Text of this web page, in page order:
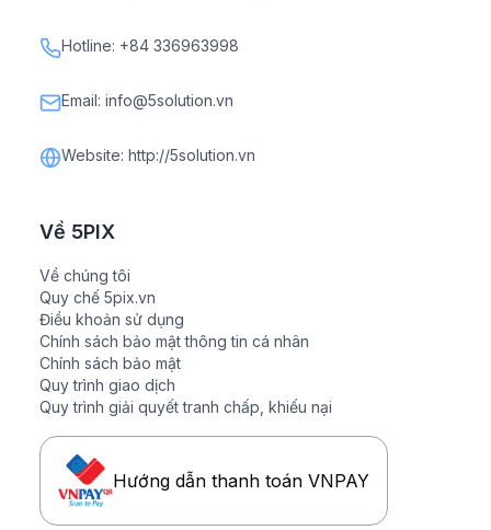
Hotline: +84 336963998
Email: info@5solution.vn
Website: http://5solution.vn
Về 5PIX
Về chúng tôi
Quy chế 5pix.vn
Điều khoản sử dụng
Chính sách bảo mật thông tin cá nhân
Chính sách bảo mật
Quy trình giao dịch
Quy trình giải quyết tranh chấp, khiếu nại
Hướng dẫn thanh toán VNPAY